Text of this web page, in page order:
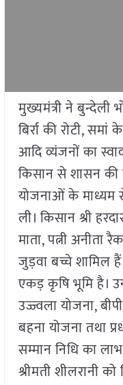
मुख्यमंत्री ने बुन्देली
बिर्रा की रोटी,
आदि व्यंजनों का
किसान से शासन की
योजनाओं के माध्यम
ली। किसान श्री
माता, पत्नी अनीता
जुड़वा बच्चे शामिल
एकड़ कृषि भूमि है।
उज्ज्वला योजना,
बहना योजना तथा
सम्मान निधि का
श्रीमती शीलरानी को